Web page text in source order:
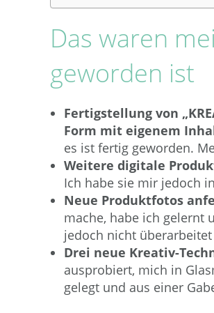
Das waren
geworden ist
Fertigstellung von
Form mit eigenem
es ist fertig geworden.
Weitere digitale
Ich habe sie mir jedoch
Neue Produktfotos
mache, habe ich gelernt
jedoch nicht
Drei neue Kreativ-
ausprobiert, mich in
gelegt und aus einer